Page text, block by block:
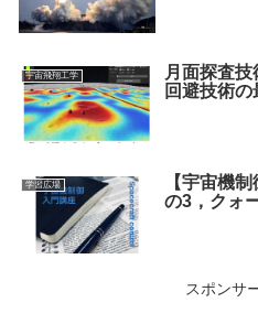
宇宙飛翔工学
月面探査
回避技術
学習広場
【宇宙機
の3，クォ
スポンサ